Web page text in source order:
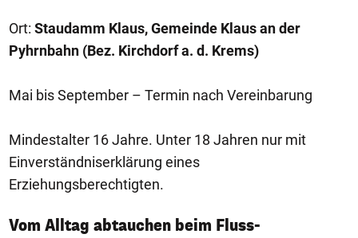
Ort: Staudamm Klaus, Gemeinde Klaus an der
Pyhrnbahn (Bez. Kirchdorf a. d. Krems)
Mai bis September – Termin nach Vereinbarung
Mindestalter 16 Jahre. Unter 18 Jahren nur mit
Einverständniserklärung eines
Erziehungsberechtigten.
Vom Alltag abtauchen beim Fluss-